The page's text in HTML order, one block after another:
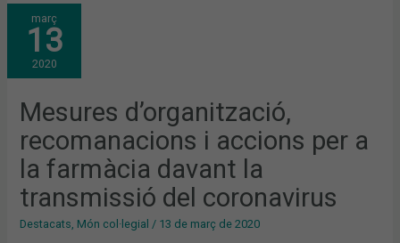
març
13
2020
Mesures d’organització,
recomanacions i accions per a
la farmàcia davant la
transmissió del coronavirus
Destacats, Món col·legial / 13 de març de 2020
MESURES
D’ORGANITZACIÓ,
RECOMANACIONS
ACCIONS
PER
A
FARMÀCIA
DAVANT
LA
TRANSMISSIÓ
DEL
CORONAVIRUS